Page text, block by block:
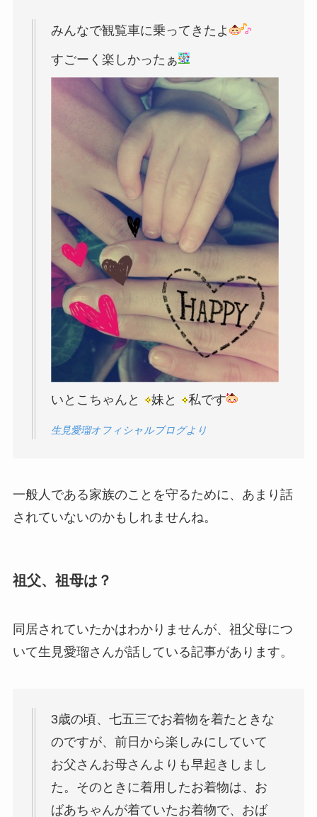
みんなで観覧車に乗ってきたよ
すごーく楽しかったぁ
いとこちゃんと 妹と 私です
生見愛瑠オフィシャルブログより
一般人である家族のことを守るために、あまり話
されていないのかもしれませんね。
祖父、祖母は？
同居されていたかはわかりませんが、祖父母につ
いて生見愛瑠さんが話している記事があります。
3歳の頃、七五三でお着物を着たときな
のですが、前日から楽しみにしていて
お父さんお母さんよりも早起きしまし
た。そのときに着用したお着物は、お
ばあちゃんが着ていたお着物で、おば